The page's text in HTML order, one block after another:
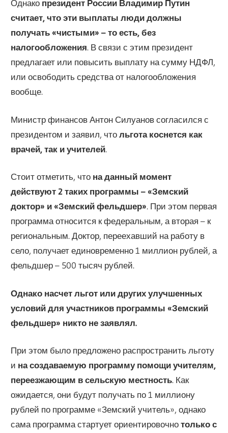
Однако президент России Владимир Путин
считает, что эти выплаты люди должны
получать «чистыми» – то есть, без
налогообложения. В связи с этим президент
предлагает или повысить выплату на сумму НДФЛ,
или освободить средства от налогообложения
вообще.
Министр финансов Антон Силуанов согласился с
президентом и заявил, чтольгота коснется как
врачей, так и учителей.
Стоит отметить, что на данный момент
действуют 2 таких программы – «Земский
доктор» и «Земский фельдшер». При этом первая
программа относится к федеральным, а вторая – к
региональным. Доктор, переехавший на работу в
село, получает единовременно 1 миллион рублей, а
фельдшер – 500 тысяч рублей.
Однако насчет льгот или других улучшенных
условий для участников программы «Земский
фельдшер» никто не заявлял.
При этом было предложено распространить льготу
и на создаваемую программу помощи учителям,
переезжающим в сельскую местность. Как
ожидается, они будут получать по 1 миллиону
рублей по программе «Земский учитель», однако
сама программа стартует ориентировочнотолько с